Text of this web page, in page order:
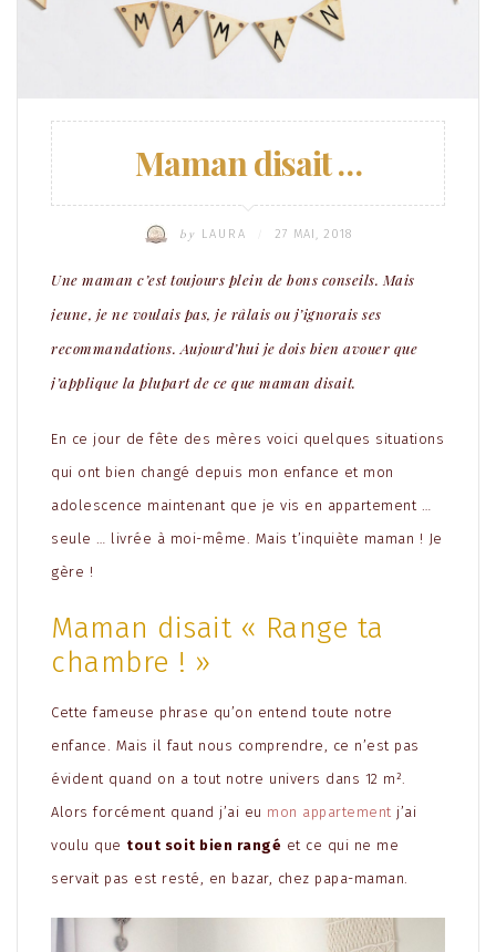
Maman disait …
by LAURA 27 MAI, 2018
Une maman c’est toujours plein de bons conseils. Mais
jeune, je ne voulais pas, je râlais ou j’ignorais ses
recommandations. Aujourd’hui je dois bien avouer que
j’applique la plupart de ce que maman disait.
En ce jour de fête des mères voici quelques situations
qui ont bien changé depuis mon enfance et mon
adolescence maintenant que je vis en appartement …
seule … livrée à moi-même. Mais t’inquiète maman ! Je
gère !
Maman disait « Range ta
chambre ! »
Cette fameuse phrase qu’on entend toute notre
enfance. Mais il faut nous comprendre, ce n’est pas
évident quand on a tout notre univers dans 12 m².
Alors forcément quand j’ai eu mon appartement j’ai
voulu que tout soit bien rangé et ce qui ne me
servait pas est resté, en bazar, chez papa-maman.